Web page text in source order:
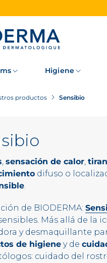
Higiene
productos Sensibio
, sensación de calor,
difuso o
.
de BIODERMA:
Más allá de la
y desmaquillante
de higiene y de
cuidado del